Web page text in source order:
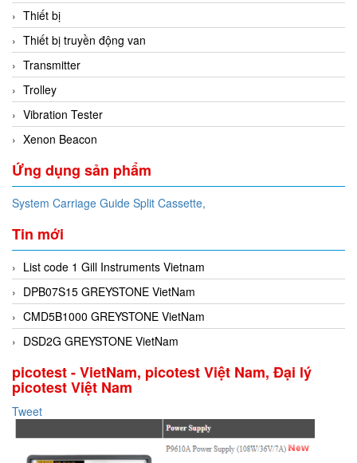
Thiết bị
Thiết bị truyền động van
Transmitter
Trolley
Vibration Tester
Xenon Beacon
Ứng dụng sản phẩm
System Carriage Guide Split Cassette,
Tin mới
List code 1 Gill Instruments Vietnam
DPB07S15 GREYSTONE VietNam
CMD5B1000 GREYSTONE VietNam
DSD2G GREYSTONE VietNam
picotest - VietNam, picotest Việt Nam, Đại lý
picotest Việt Nam
Tweet